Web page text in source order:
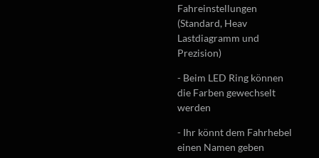
Fahreinstellungen
(Standard, Heav
Lastdiagramm und
Prezision)
- Beim LED Ring können
die Farben gewechselt
werden
- Ihr könnt dem Fahrhebel
einen Namen geben